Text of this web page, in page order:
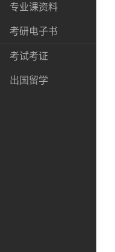
专业课资料
考研电子书
考试考证
出国留学